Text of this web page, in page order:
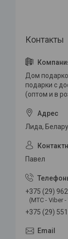
Дом
подарки с
(оптом и в
Лида,
Павел
+375 (29)
(МТС - Viber -
+375 (29)